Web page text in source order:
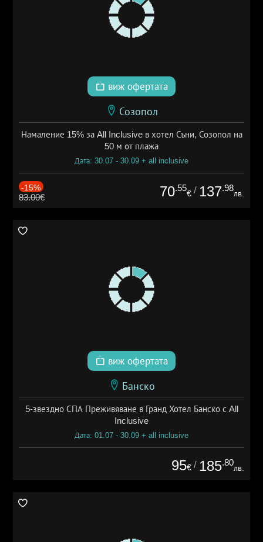
виж офертата
Созопол
Намаление 15% за All Inclusive в хотел Съни, Созопол на
50 м от плажа
Дата: 30.07 - 30.09 + all inclusive
-15%
83.00€ 70.55
€ / 137.98
лв.
виж офертата
Банско
5-звездно СПА Преживяване в Гранд Хотел Банско с All
Inclusive
Дата: 01.07 - 30.09 + all inclusive
95€ / 185.80
лв.